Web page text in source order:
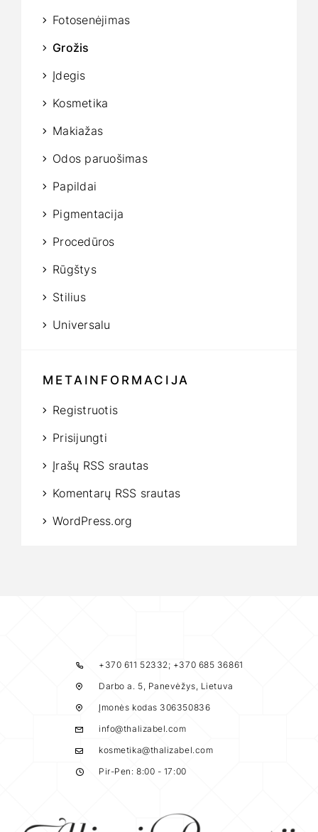
Fotosenėjimas
Grožis
Įdegis
Kosmetika
Makiažas
Odos paruošimas
Papildai
Pigmentacija
Procedūros
Rūgštys
Stilius
Universalu
METAINFORMACIJA
Registruotis
Prisijungti
Įrašų RSS srautas
Komentarų RSS srautas
WordPress.org
+370 611 52332; +370 685 36861
Darbo a. 5, Panevėžys, Lietuva
Įmonės kodas 306350836
info@thalizabel.com
kosmetika@thalizabel.com
Pir-Pen: 8:00 - 17:00